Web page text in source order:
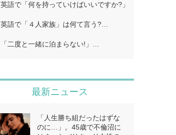
英語で「何を持っていけばいいですか?」…
英語で「４人家族」は何て言う?…
「二度と一緒に泊まらない!」…
最新ニュース
「人生勝ち組だったはずな
のに…」。45歳で不倫沼に